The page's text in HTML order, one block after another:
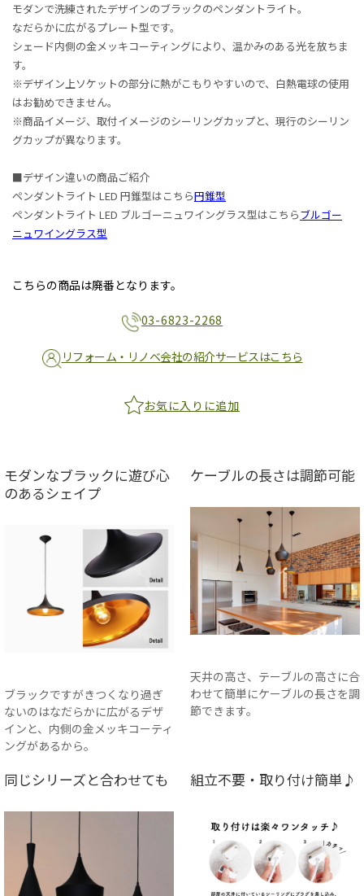
モダンで洗練されたデザインのブラックのペンダントライト。
なだらかに広がるプレート型です。
シェード内側の金メッキコーティングにより、温かみのある光を放ちま
す。
※デザイン上ソケットの部分に熱がこもりやすいので、白熱電球の使用
はお勧めできません。
※商品イメージ、取付イメージのシーリングカップと、現行のシーリン
グカップが異なります。
■デザイン違いの商品ご紹介
ペンダントライト LED 円錐型はこちら円錐型
ペンダントライト LED ブルゴーニュワイングラス型はこちらブルゴー
ニュワイングラス型
こちらの商品は廃番となります。
03-6823-2268
リフォーム・リノベ会社の紹介サービスはこちら
お気に入りに追加
モダンなブラックに遊び心
のあるシェイプ
ブラックですがきつくなり過ぎ
ないのはなだらかに広がるデザ
インと、内側の金メッキコーティ
ングがあるから。
ケーブルの長さは調節可能
天井の高さ、テーブルの高さに合
わせて簡単にケーブルの長さを調
節できます。
同じシリーズと合わせても 組立不要・取り付け簡単♪